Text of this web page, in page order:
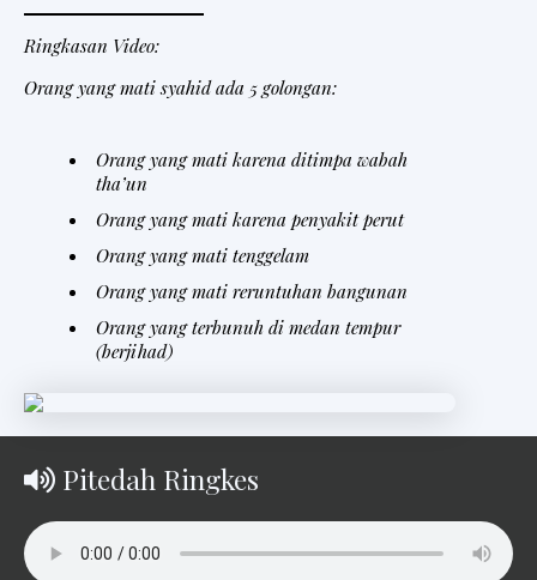
Ringkasan Video:
Orang yang mati syahid ada 5 golongan:
Orang yang mati karena ditimpa wabah
tha’un
Orang yang mati karena penyakit perut
Orang yang mati tenggelam
Orang yang mati reruntuhan bangunan
Orang yang terbunuh di medan tempur
(berjihad)
Pitedah Ringkes